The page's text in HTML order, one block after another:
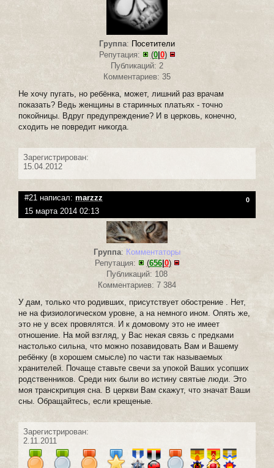
Группа: Посетители
Репутация:
(0| 0)
Публикаций: 2
Комментариев: 35
Не хочу пугать, но ребёнка, может, лишний раз врачам
показать? Ведь женщины в старинных платьях - точно
покойницы. Вдруг предупреждение? И в церковь, конечно,
сходить не повредит никогда.
Зарегистрирован:
15.04.2012
#21 написал: marzzz 0
15 марта 2014 02:13
Группа: Комментаторы
Репутация:
(656| 0)
Публикаций: 108
Комментариев: 7 384
У дам, только что родивших, присутствует обострение . Нет,
не на физиологическом уровне, а на немного ином. Опять же,
это не у всех провялятся. И к домовому это не имеет
отношение. На мой взгляд, у Вас некая связь с предками
настолько сильна, что можно позавидовать Вам и Вашему
ребёнку (в хорошем смысле) по части так называемых
хранителей. Почаще ставьте свечи за упокой Ваших усопших
родственников. Среди них были во истину святые люди. Это
моя транскрипция сна. В церкви Вам скажут, что значат Ваши
сны. Обращайтесь, если крещеные.
Зарегистрирован:
2.11.2011